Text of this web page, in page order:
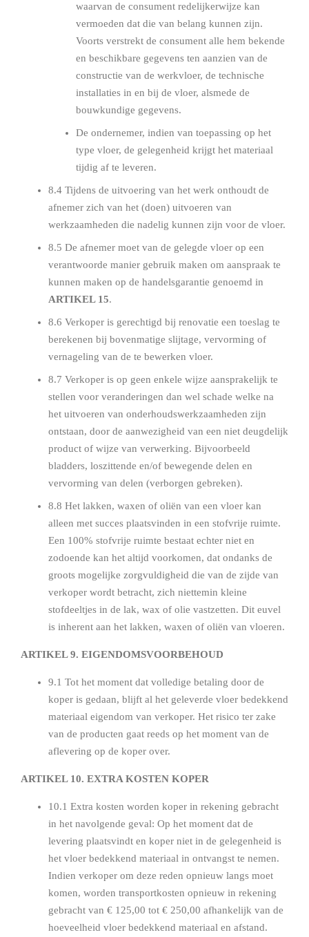
waarvan de consument redelijkerwijze kan
vermoeden dat die van belang kunnen zijn.
Voorts verstrekt de consument alle hem bekende
en beschikbare gegevens ten aanzien van de
constructie van de werkvloer, de technische
installaties in en bij de vloer, alsmede de
bouwkundige gegevens.
De ondernemer, indien van toepassing op het
type vloer, de gelegenheid krijgt het materiaal
tijdig af te leveren.
8.4 Tijdens de uitvoering van het werk onthoudt de
afnemer zich van het (doen) uitvoeren van
werkzaamheden die nadelig kunnen zijn voor de vloer.
8.5 De afnemer moet van de gelegde vloer op een
verantwoorde manier gebruik maken om aanspraak te
kunnen maken op de handelsgarantie genoemd in
ARTIKEL 15.
8.6 Verkoper is gerechtigd bij renovatie een toeslag te
berekenen bij bovenmatige slijtage, vervorming of
vernageling van de te bewerken vloer.
8.7 Verkoper is op geen enkele wijze aansprakelijk te
stellen voor veranderingen dan wel schade welke na
het uitvoeren van onderhoudswerkzaamheden zijn
ontstaan, door de aanwezigheid van een niet deugdelijk
product of wijze van verwerking. Bijvoorbeeld
bladders, loszittende en/of bewegende delen en
vervorming van delen (verborgen gebreken).
8.8 Het lakken, waxen of oliën van een vloer kan
alleen met succes plaatsvinden in een stofvrije ruimte.
Een 100% stofvrije ruimte bestaat echter niet en
zodoende kan het altijd voorkomen, dat ondanks de
groots mogelijke zorgvuldigheid die van de zijde van
verkoper wordt betracht, zich niettemin kleine
stofdeeltjes in de lak, wax of olie vastzetten. Dit euvel
is inherent aan het lakken, waxen of oliën van vloeren.
ARTIKEL 9. EIGENDOMSVOORBEHOUD
9.1 Tot het moment dat volledige betaling door de
koper is gedaan, blijft al het geleverde vloer bedekkend
materiaal eigendom van verkoper. Het risico ter zake
van de producten gaat reeds op het moment van de
aflevering op de koper over.
ARTIKEL 10. EXTRA KOSTEN KOPER
10.1 Extra kosten worden koper in rekening gebracht
in het navolgende geval: Op het moment dat de
levering plaatsvindt en koper niet in de gelegenheid is
het vloer bedekkend materiaal in ontvangst te nemen.
Indien verkoper om deze reden opnieuw langs moet
komen, worden transportkosten opnieuw in rekening
gebracht van € 125,00 tot € 250,00 afhankelijk van de
hoeveelheid vloer bedekkend materiaal en afstand.